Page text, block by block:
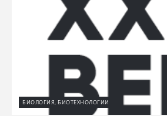
БИОЛОГИЯ, БИОТЕХНОЛОГИИ